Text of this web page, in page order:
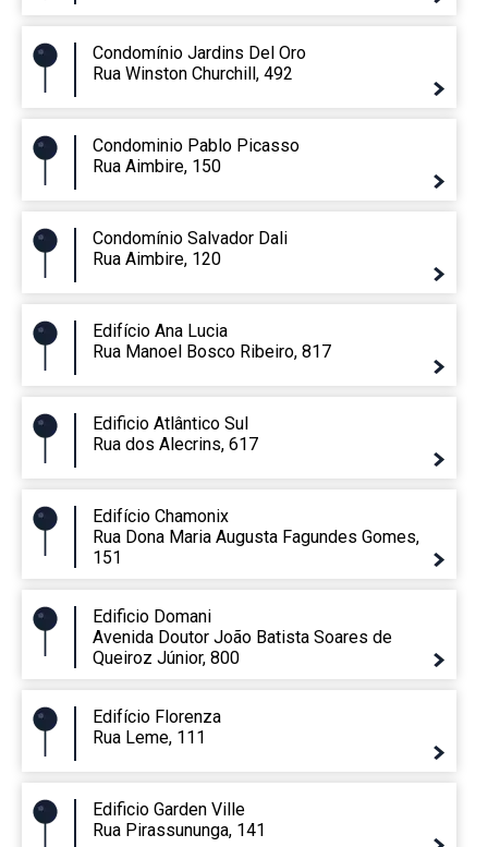
Condomínio Jardins Del Oro
Rua Winston Churchill, 492
Condominio Pablo Picasso
Rua Aimbire, 150
Condomínio Salvador Dali
Rua Aimbire, 120
Edifício Ana Lucia
Rua Manoel Bosco Ribeiro, 817
Edificio Atlântico Sul
Rua dos Alecrins, 617
Edifício Chamonix
Rua Dona Maria Augusta Fagundes Gomes,
151
Edificio Domani
Avenida Doutor João Batista Soares de
Queiroz Júnior, 800
Edifício Florenza
Rua Leme, 111
Edificio Garden Ville
Rua Pirassununga, 141